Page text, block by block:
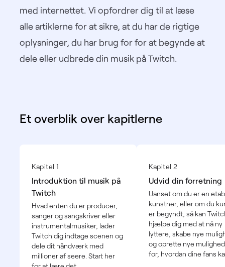
med internettet. Vi opfordrer dig til at læse
alle artiklerne for at sikre, at du har de rigtige
oplysninger, du har brug for for at begynde at
dele eller udbrede din musik på Twitch.
Et overblik over kapitlerne
Introduktion til musik på
Twitch
Kapitel 1
Hvad enten du er producer,
sanger og sangskriver eller
instrumentalmusiker, lader
Twitch dig indtage scenen og
dele dit håndværk med
millioner af seere. Start her
Udvid din forretning
Kapitel 2
Uanset om du er en
kunstner, eller om du
er begyndt, så kan
hjælpe dig med at nå ny
lyttere, skabe nye
og oprette nye
for, hvordan dine fans